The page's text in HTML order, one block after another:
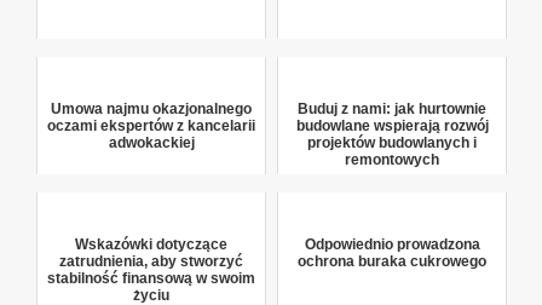
Umowa najmu okazjonalnego
oczami ekspertów z kancelarii
adwokackiej
Buduj z nami: jak hurtownie
budowlane wspierają rozwój
projektów budowlanych i
remontowych
Wskazówki dotyczące
zatrudnienia, aby stworzyć
stabilność finansową w swoim
życiu
Odpowiednio prowadzona
ochrona buraka cukrowego